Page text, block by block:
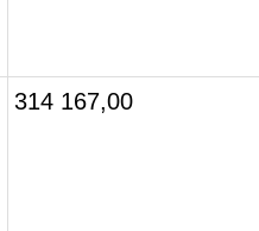
314 167,00